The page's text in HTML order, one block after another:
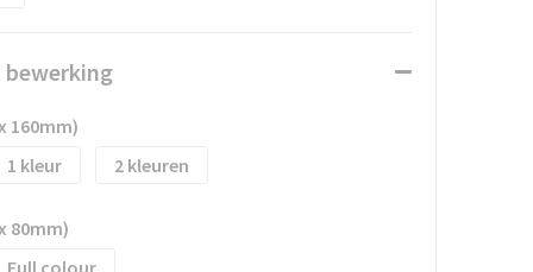
bewerking
160mm)
1 2
80mm)
Full colour